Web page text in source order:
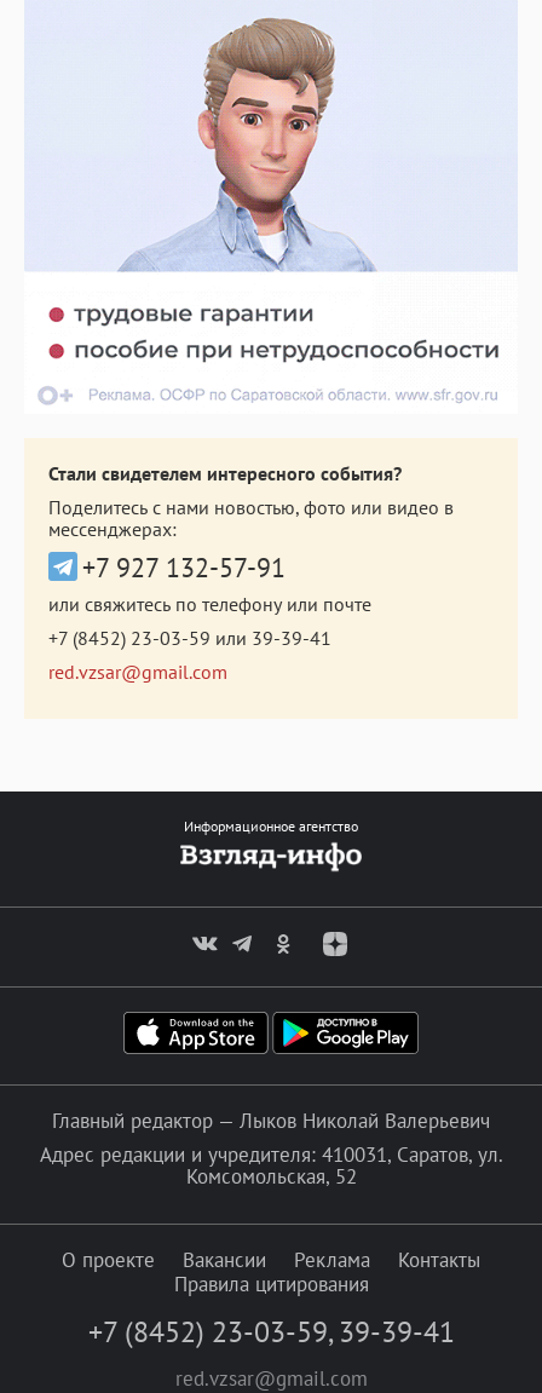
Стали свидетелем интересного события?
Поделитесь с нами новостью, фото или видео в
мессенджерах:
+7 927 132-57-91
или свяжитесь по телефону или почте
+7 (8452) 23-03-59 или 39-39-41
red.vzsar@gmail.com
Информационное агентство
Главный редактор — Лыков Николай Валерьевич
Адрес редакции и учредителя: 410031, Саратов, ул.
Комсомольская, 52
О проекте Вакансии Реклама
Контакты
Правила цитирования
+7 (8452) 23-03-59, 39-39-41
red.vzsar@gmail.com